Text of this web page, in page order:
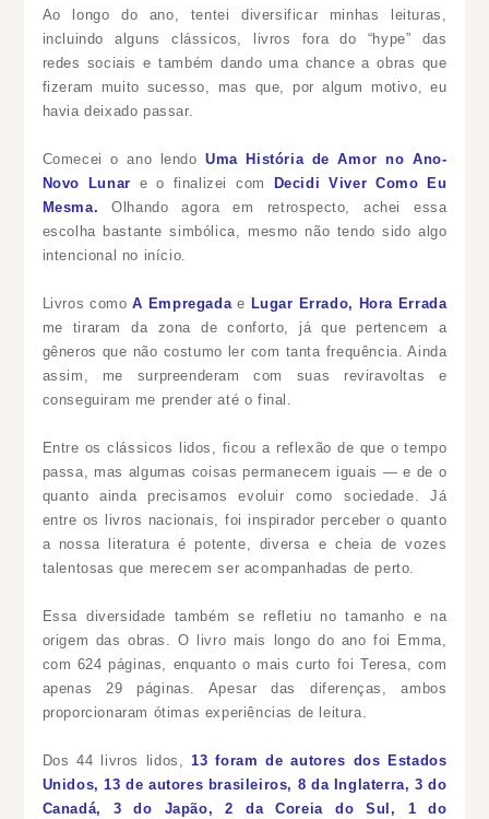
Ao longo do ano, tentei diversificar minhas leituras,
incluindo alguns clássicos, livros fora do “hype” das
redes sociais e também dando uma chance a obras que
fizeram muito sucesso, mas que, por algum motivo, eu
havia deixado passar.
Comecei o ano lendoUma História de Amor no Ano-
Novo Lunar e o finalizei com
Decidi Viver Como Eu
Mesma. Olhando agora em retrospecto, achei essa
escolha bastante simbólica, mesmo não tendo sido algo
intencional no início.
Livros comoA Empregadae Lugar Errado, Hora Errada
me tiraram da zona de conforto, já que pertencem a
gêneros que não costumo ler com tanta frequência. Ainda
assim, me surpreenderam com suas reviravoltas e
conseguiram me prender até o final.
Entre os clássicos lidos, ficou a reflexão de que o tempo
passa, mas algumas coisas permanecem iguais — e de o
quanto ainda precisamos evoluir como sociedade. Já
entre os livros nacionais, foi inspirador perceber o quanto
a nossa literatura é potente, diversa e cheia de vozes
talentosas que merecem ser acompanhadas de perto.
Essa diversidade também se refletiu no tamanho e na
origem das obras. O livro mais longo do ano foi Emma,
com 624 páginas, enquanto o mais curto foi Teresa, com
apenas 29 páginas. Apesar das diferenças, ambos
proporcionaram ótimas experiências de leitura.
Dos 44 livros lidos,13 foram de autores dos Estados
Unidos, 13 de autores brasileiros, 8 da Inglaterra, 3 do
Canadá, 3 do Japão, 2 da Coreia do Sul, 1 do